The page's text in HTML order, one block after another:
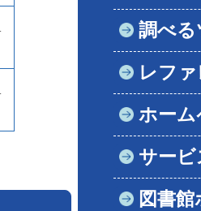
調べ
レフ
ホーム
サー
図書